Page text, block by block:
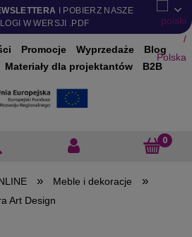
I POBIERZ NASZE
W WERSJI .PDF
Promocje Wyprzedaże
Blog
Materiały dla projektantów B2B
» Meble i dekoracje »
Art Design